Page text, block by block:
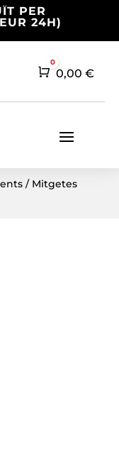
PER
24H)
Cart
0
0,00 €
/ Mitgetes